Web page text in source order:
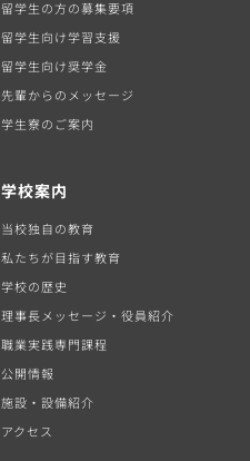
留学生の方の募集要項
留学生向け学習支援
留学生向け奨学金
先輩からのメッセージ
学生寮のご案内
学校案内
当校独自の教育
私たちが目指す教育
学校の歴史
理事長メッセージ・役員紹介
職業実践専門課程
公開情報
施設・設備紹介
アクセス